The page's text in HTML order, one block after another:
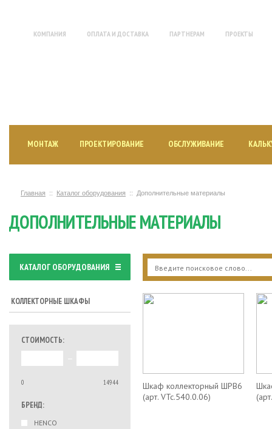
КОМПАНИЯ ОПЛАТА И ДОСТАВКА ПАРТНЕРАМ ПРОЕКТЫ
МОНТАЖ ПРОЕКТИРОВАНИЕ ОБСЛУЖИВАНИЕ
Главная Каталог оборудования Дополнительные материалы
ДОПОЛНИТЕЛЬНЫЕ МАТЕРИАЛЫ
Шкаф коллекторный ШРВ6
(арт. VTc.540.0.06)
КАТАЛОГ ОБОРУДОВАНИЯ
КОЛЛЕКТОРНЫЕ ШКАФЫ
СТОИМОСТЬ:
–
0 14944
БРЕНД:
HENCO